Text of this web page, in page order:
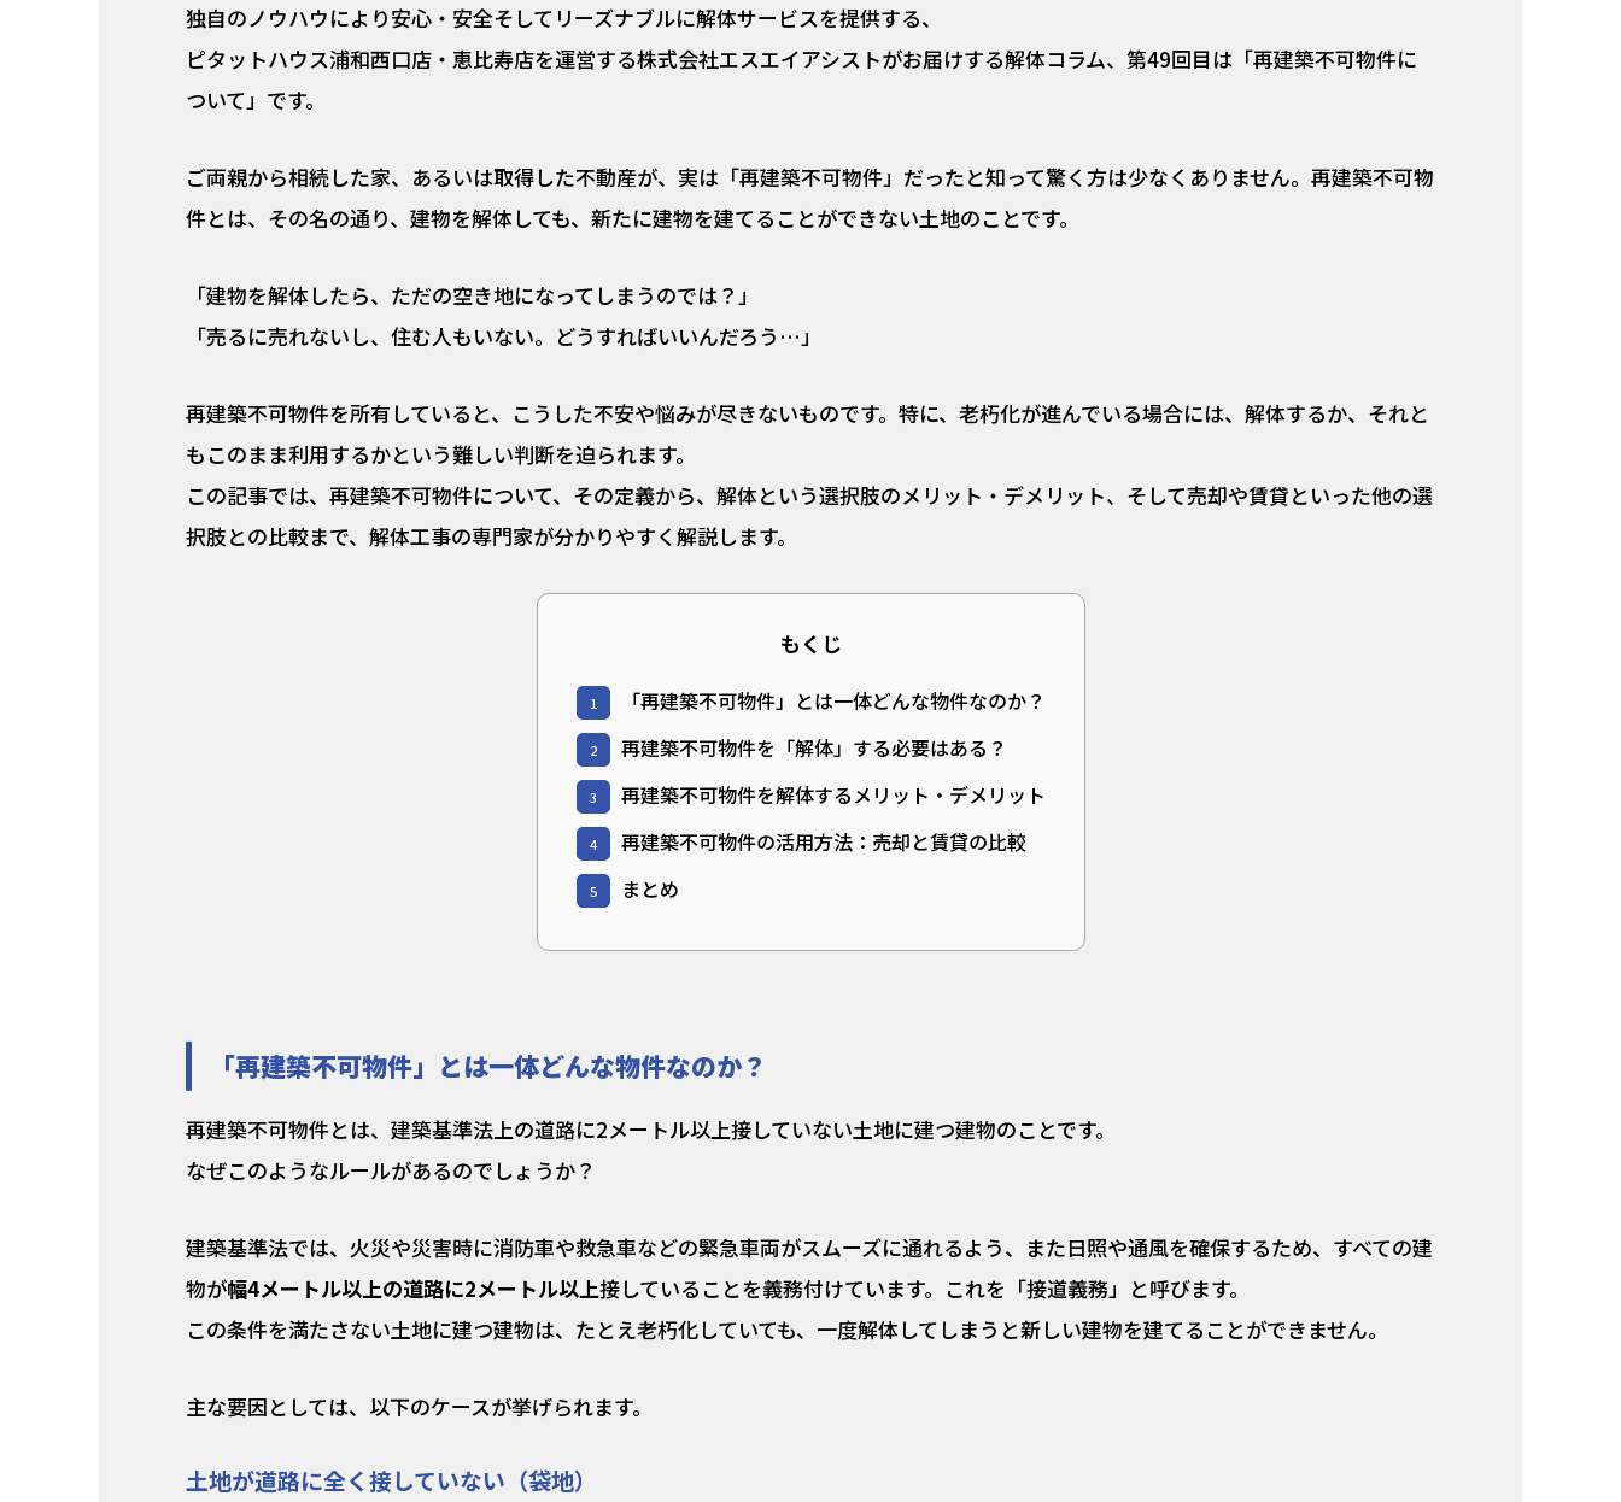
独自のノウハウにより安心・安全そしてリーズナブルに解体サービスを提供する、
ピタットハウス浦和西口店・恵比寿店を運営する株式会社エスエイアシストがお届けする解体コラム、第49回目は「再建築不可物件に
ついて」です。
ご両親から相続した家、あるいは取得した不動産が、実は「再建築不可物件」だったと知って驚く方は少なくありません。再建築不可物
件とは、その名の通り、建物を解体しても、新たに建物を建てることができない土地のことです。
「建物を解体したら、ただの空き地になってしまうのでは？」
「売るに売れないし、住む人もいない。どうすればいいんだろう…」
再建築不可物件を所有していると、こうした不安や悩みが尽きないものです。特に、老朽化が進んでいる場合には、解体するか、それと
もこのまま利用するかという難しい判断を迫られます。
この記事では、再建築不可物件について、その定義から、解体という選択肢のメリット・デメリット、そして売却や賃貸といった他の選
択肢との比較まで、解体工事の専門家が分かりやすく解説します。
もくじ
1 「再建築不可物件」とは一体どんな物件なのか？
2 再建築不可物件を「解体」する必要はある？
3 再建築不可物件を解体するメリット・デメリット
4 再建築不可物件の活用方法：売却と賃貸の比較
5 まとめ
「再建築不可物件」とは一体どんな物件なのか？
再建築不可物件とは、建築基準法上の道路に2メートル以上接していない土地に建つ建物のことです。
なぜこのようなルールがあるのでしょうか？
建築基準法では、火災や災害時に消防車や救急車などの緊急車両がスムーズに通れるよう、また日照や通風を確保するため、すべての建
物が幅4メートル以上の道路に2メートル以上接していることを義務付けています。これを「接道義務」と呼びます。
この条件を満たさない土地に建つ建物は、たとえ老朽化していても、一度解体してしまうと新しい建物を建てることができません。
主な要因としては、以下のケースが挙げられます。
土地が道路に全く接していない（袋地）